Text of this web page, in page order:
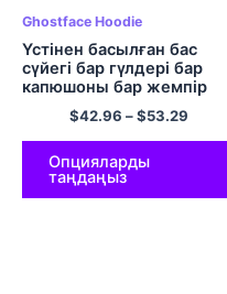
Ghostface Hoodie
Үстінен басылған бас
сүйегі бар гүлдері бар
капюшоны бар жемпір
Көше киімі
$42.96 –$53.29
Опцияларды
таңдаңыз